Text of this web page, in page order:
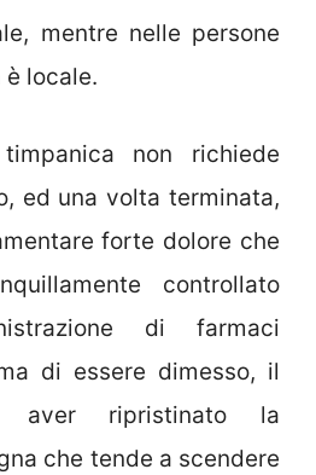
mentre nelle persone
è locale.
non richiede
ed una volta terminata,
forte dolore che
controllato
di farmaci
di essere dimesso, il
aver ripristinato la
che tende a scendere